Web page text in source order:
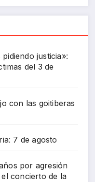
justicia»:
del 3 de
con las goitiberas
7 de agosto
por agresión
concierto de la